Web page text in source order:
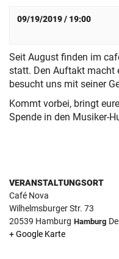
09/19/2019 / 19:00
Seit August finden im
statt. Den Auftakt macht
besucht uns mit seiner
Kommt vorbei, bringt
Spende in den Musiker-
VERANSTALTUNGSORT
Café Nova
Wilhelmsburger Str. 73
20539 Hamburg Hamburg
+ Google Karte